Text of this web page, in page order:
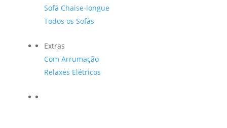
Sofá Chaise-longue
Todos os Sofás
Extras
Com Arrumação
Relaxes Elétricos